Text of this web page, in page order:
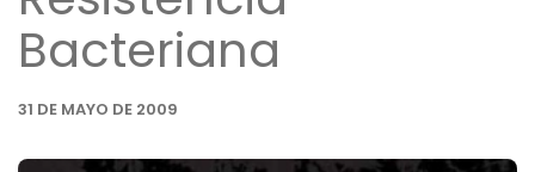
Bacteriana
31 DE MAYO DE 2009